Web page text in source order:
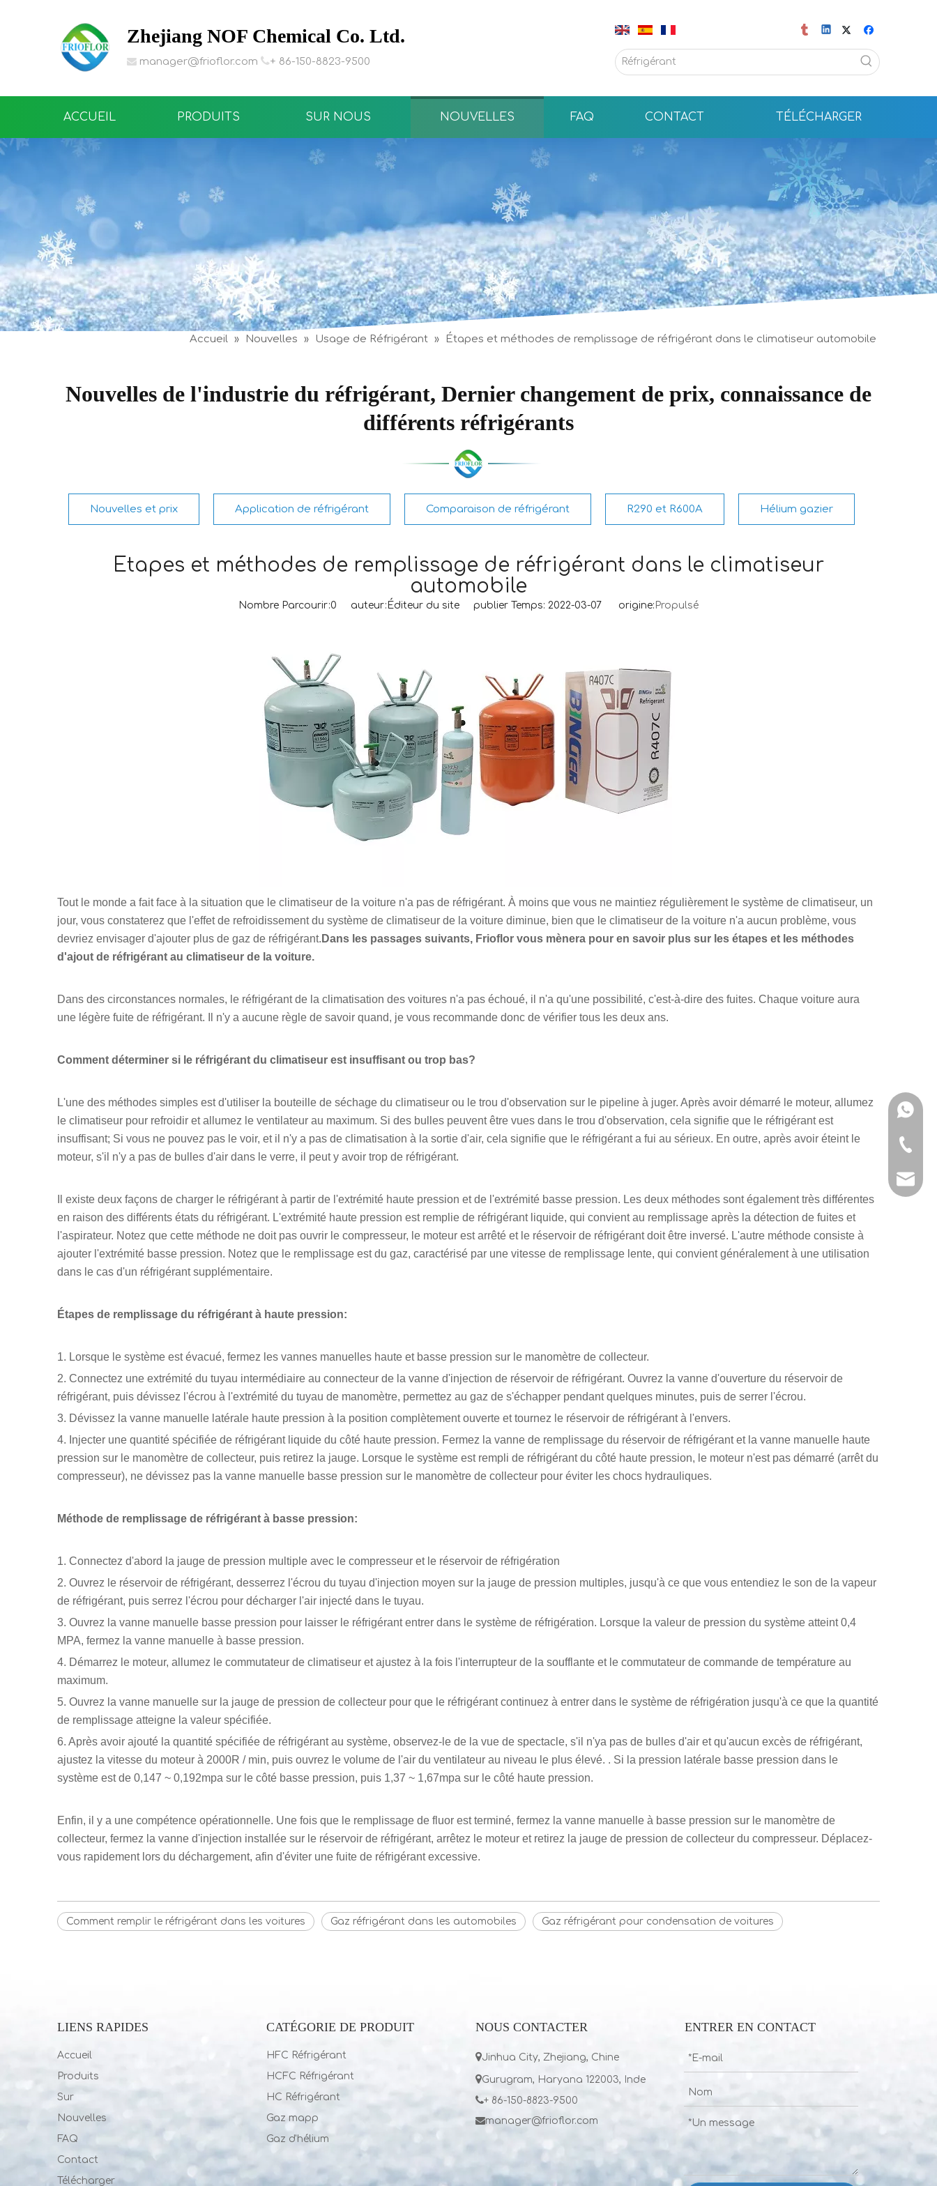
Zhejiang NOF Chemical Co. Ltd.
 manager@frioflor.com + 86-150-8823-9500
ACCUEIL PRODUITS SUR NOUS NOUVELLES FAQ CONTACT TÉLÉCHARGER
Accueil » Nouvelles » Usage de Réfrigérant » Étapes et méthodes de remplissage de réfrigérant dans le climatiseur automobile
Nouvelles de l'industrie du réfrigérant, Dernier changement de prix, connaissance de
différents réfrigérants
Nouvelles et prix Application de réfrigérant Comparaison de réfrigérant R290 et R600A Hélium gazier
Étapes et méthodes de remplissage de réfrigérant dans le climatiseur
automobile
Nombre Parcourir:0 auteur:Éditeur du site publier Temps: 2022-03-07 origine: Propulsé
Tout le monde a fait face à la situation que le climatiseur de la voiture n'a pas de réfrigérant. À moins que vous ne maintiez régulièrement le système de climatiseur, un
jour, vous constaterez que l'effet de refroidissement du système de climatiseur de la voiture diminue, bien que le climatiseur de la voiture n'a aucun problème, vous
devriez envisager d'ajouter plus de gaz de réfrigérant. Dans les passages suivants, Frioflor vous mènera pour en savoir plus sur les étapes et les méthodes
d'ajout de réfrigérant au climatiseur de la voiture.
Dans des circonstances normales, le réfrigérant de la climatisation des voitures n'a pas échoué, il n'a qu'une possibilité, c'est-à-dire des fuites. Chaque voiture aura
une légère fuite de réfrigérant. Il n'y a aucune règle de savoir quand, je vous recommande donc de vérifier tous les deux ans.
Comment déterminer si le réfrigérant du climatiseur est insuffisant ou trop bas?
L'une des méthodes simples est d'utiliser la bouteille de séchage du climatiseur ou le trou d'observation sur le pipeline à juger. Après avoir démarré le moteur, allumez
le climatiseur pour refroidir et allumez le ventilateur au maximum. Si des bulles peuvent être vues dans le trou d'observation, cela signifie que le réfrigérant est
insuffisant; Si vous ne pouvez pas le voir, et il n'y a pas de climatisation à la sortie d'air, cela signifie que le réfrigérant a fui au sérieux. En outre, après avoir éteint le
moteur, s'il n'y a pas de bulles d'air dans le verre, il peut y avoir trop de réfrigérant.
Il existe deux façons de charger le réfrigérant à partir de l'extrémité haute pression et de l'extrémité basse pression. Les deux méthodes sont également très différentes
en raison des différents états du réfrigérant. L'extrémité haute pression est remplie de réfrigérant liquide, qui convient au remplissage après la détection de fuites et
l'aspirateur. Notez que cette méthode ne doit pas ouvrir le compresseur, le moteur est arrêté et le réservoir de réfrigérant doit être inversé. L'autre méthode consiste à
ajouter l'extrémité basse pression. Notez que le remplissage est du gaz, caractérisé par une vitesse de remplissage lente, qui convient généralement à une utilisation
dans le cas d'un réfrigérant supplémentaire.
Étapes de remplissage du réfrigérant à haute pression:
1. Lorsque le système est évacué, fermez les vannes manuelles haute et basse pression sur le manomètre de collecteur.
2. Connectez une extrémité du tuyau intermédiaire au connecteur de la vanne d'injection de réservoir de réfrigérant. Ouvrez la vanne d'ouverture du réservoir de
réfrigérant, puis dévissez l'écrou à l'extrémité du tuyau de manomètre, permettez au gaz de s'échapper pendant quelques minutes, puis de serrer l'écrou.
3. Dévissez la vanne manuelle latérale haute pression à la position complètement ouverte et tournez le réservoir de réfrigérant à l'envers.
4. Injecter une quantité spécifiée de réfrigérant liquide du côté haute pression. Fermez la vanne de remplissage du réservoir de réfrigérant et la vanne manuelle haute
pression sur le manomètre de collecteur, puis retirez la jauge. Lorsque le système est rempli de réfrigérant du côté haute pression, le moteur n'est pas démarré (arrêt du
compresseur), ne dévissez pas la vanne manuelle basse pression sur le manomètre de collecteur pour éviter les chocs hydrauliques.
Méthode de remplissage de réfrigérant à basse pression:
1. Connectez d'abord la jauge de pression multiple avec le compresseur et le réservoir de réfrigération
2. Ouvrez le réservoir de réfrigérant, desserrez l'écrou du tuyau d'injection moyen sur la jauge de pression multiples, jusqu'à ce que vous entendiez le son de la vapeur
de réfrigérant, puis serrez l'écrou pour décharger l'air injecté dans le tuyau.
3. Ouvrez la vanne manuelle basse pression pour laisser le réfrigérant entrer dans le système de réfrigération. Lorsque la valeur de pression du système atteint 0,4
MPA, fermez la vanne manuelle à basse pression.
4. Démarrez le moteur, allumez le commutateur de climatiseur et ajustez à la fois l'interrupteur de la soufflante et le commutateur de commande de température au
maximum.
5. Ouvrez la vanne manuelle sur la jauge de pression de collecteur pour que le réfrigérant continuez à entrer dans le système de réfrigération jusqu'à ce que la quantité
de remplissage atteigne la valeur spécifiée.
6. Après avoir ajouté la quantité spécifiée de réfrigérant au système, observez-le de la vue de spectacle, s'il n'ya pas de bulles d'air et qu'aucun excès de réfrigérant,
ajustez la vitesse du moteur à 2000R / min, puis ouvrez le volume de l'air du ventilateur au niveau le plus élevé. . Si la pression latérale basse pression dans le
système est de 0,147 ~ 0,192mpa sur le côté basse pression, puis 1,37 ~ 1,67mpa sur le côté haute pression.
Enfin, il y a une compétence opérationnelle. Une fois que le remplissage de fluor est terminé, fermez la vanne manuelle à basse pression sur le manomètre de
collecteur, fermez la vanne d'injection installée sur le réservoir de réfrigérant, arrêtez le moteur et retirez la jauge de pression de collecteur du compresseur. Déplacez-
vous rapidement lors du déchargement, afin d'éviter une fuite de réfrigérant excessive.
Comment remplir le réfrigérant dans les voitures Gaz réfrigérant dans les automobiles Gaz réfrigérant pour condensation de voitures
LIENS RAPIDES
Accueil
Produits
Sur
Nouvelles
FAQ
Contact
Télécharger
CATÉGORIE DE PRODUIT
HFC Réfrigérant
HCFC Réfrigérant
HC Réfrigérant
Gaz mapp
Gaz d'hélium
NOUS CONTACTER
Jinhua City, Zhejiang, Chine
Gurugram, Haryana 122003, Inde
+ 86-150-8823-9500
manager@frioflor.com
ENTRER EN CONTACT
+ 86-
+ 86-